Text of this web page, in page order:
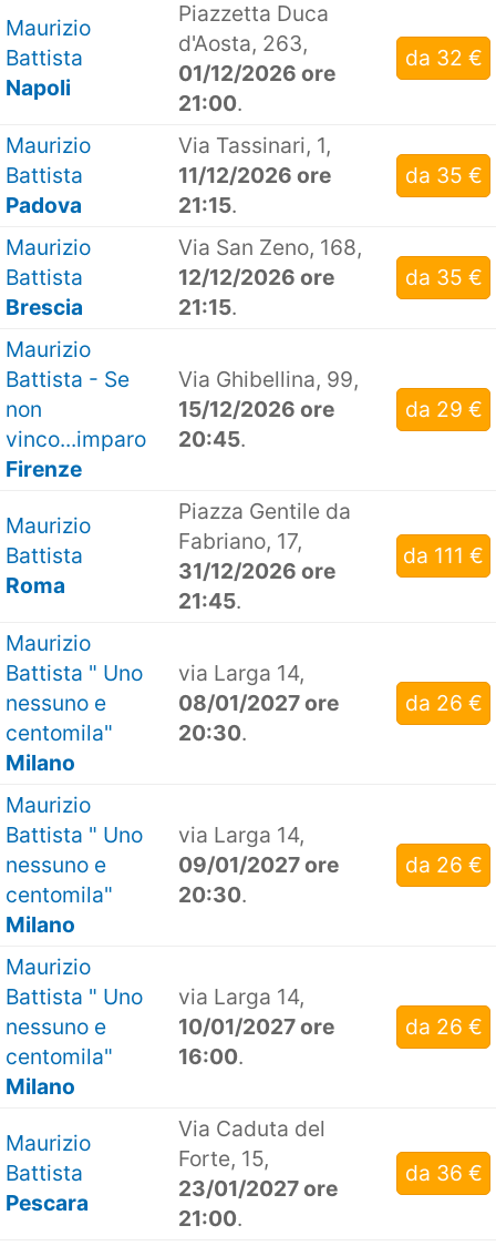
Maurizio
Battista
Napoli
Piazzetta Duca
d'Aosta, 263,
01/12/2026 ore
21:00.
da 32 €
Maurizio
Battista
Padova
Via Tassinari, 1,
11/12/2026 ore
21:15.
da 35 €
Maurizio
Battista
Brescia
Via San Zeno, 168,
12/12/2026 ore
21:15.
da 35 €
Maurizio
Battista - Se
non
vinco...imparo
Firenze
Via Ghibellina, 99,
15/12/2026 ore
20:45.
da 29 €
Maurizio
Battista
Roma
Piazza Gentile da
Fabriano, 17,
31/12/2026 ore
21:45.
da 111 €
Maurizio
Battista " Uno
nessuno e
centomila"
Milano
via Larga 14,
08/01/2027 ore
20:30.
da 26 €
Maurizio
Battista " Uno
nessuno e
centomila"
Milano
via Larga 14,
09/01/2027 ore
20:30.
da 26 €
Maurizio
Battista " Uno
nessuno e
centomila"
Milano
via Larga 14,
10/01/2027 ore
16:00.
da 26 €
Maurizio
Battista
Pescara
Via Caduta del
Forte, 15,
23/01/2027 ore
21:00.
da 36 €